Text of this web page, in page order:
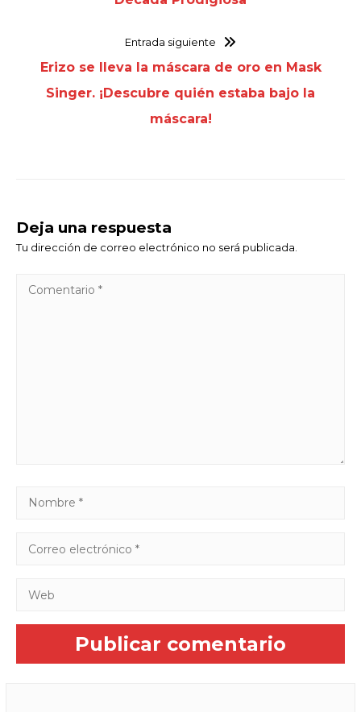
Entrada siguiente
Erizo se lleva la máscara de oro en Mask
Singer. ¡Descubre quién estaba bajo la
máscara!
Deja una respuesta
Tu dirección de correo electrónico no será publicada.